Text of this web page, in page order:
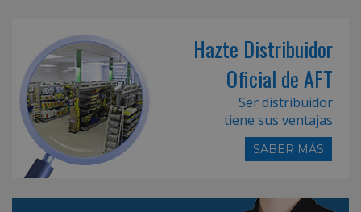
Hazte Distribuidor
Oficial de AFT
Ser distribuidor
tiene sus ventajas
SABER MÁS